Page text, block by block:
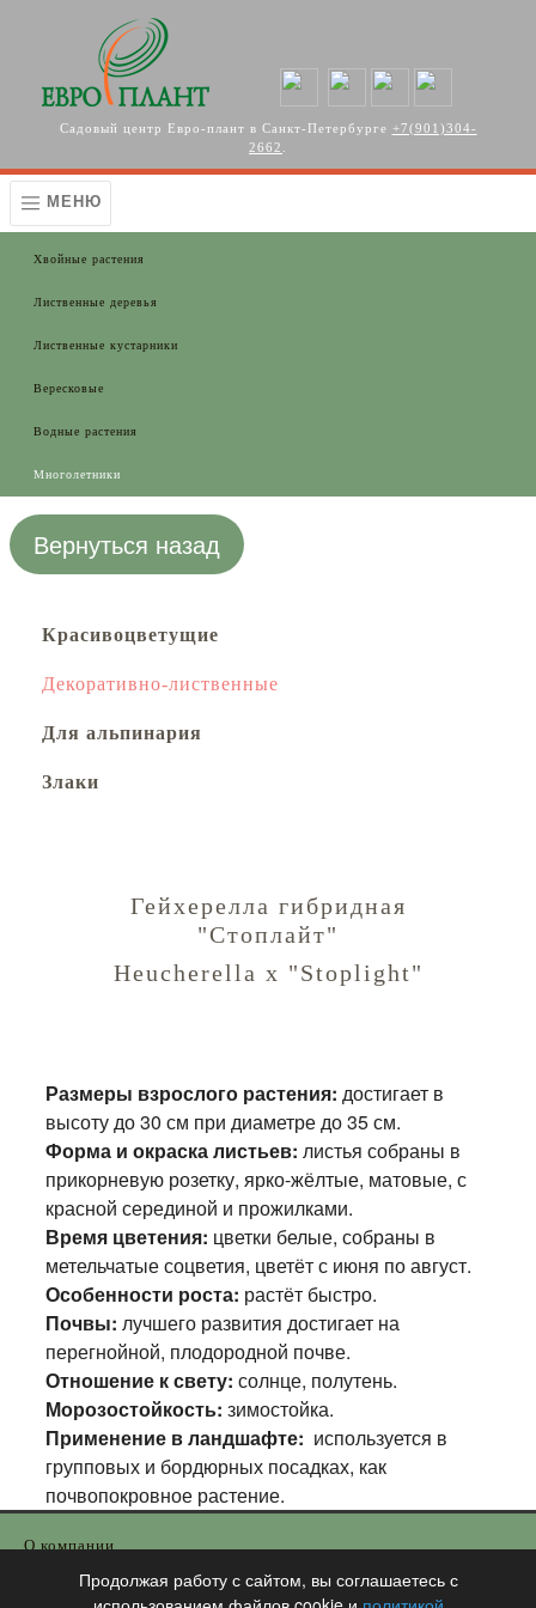
Перейти к основному содержанию
Садовый центр Евро-плант в Санкт-Петербурге +7(901)304-
2662
МЕНЮ
Хвойные растения
Лиственные деревья
Лиственные кустарники
Вересковые
Водные растения
Многолетники
Вернуться назад
Красивоцветущие
Декоративно-лиственные
Для альпинария
Злаки
Гейхерелла гибридная
"Стоплайт"
Heucherella x "Stoplight"
Размеры взрослого растения: достигает в
высоту до 30 см при диаметре до 35 см.
Форма и окраска листьев: листья собраны в
прикорневую розетку, ярко-жёлтые, матовые, с
красной серединой и прожилками.
Время цветения: цветки белые, собраны в
метельчатые соцветия, цветёт с июня по август.
Особенности роста: растёт быстро.
Почвы: лучшего развития достигает на
перегнойной, плодородной почве.
Отношение к свету: солнце, полутень.
Морозостойкость: зимостойка.
Применение в ландшафте: используется в
групповых и бордюрных посадках, как
почвопокровное растение.
О компании
Информация для оптовиков
Продолжая работу с сайтом, вы соглашаетесь с